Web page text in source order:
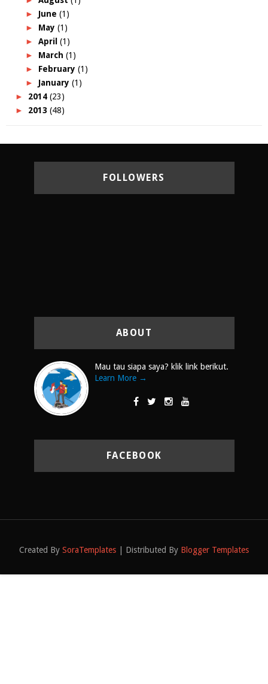
► June (1)
► May (1)
► April (1)
► March (1)
► February (1)
► January (1)
► 2014 (23)
► 2013 (48)
FOLLOWERS
ABOUT
Mau tau siapa saya? klik link berikut.
Learn More →
FACEBOOK
Created By SoraTemplates | Distributed By Blogger Templates